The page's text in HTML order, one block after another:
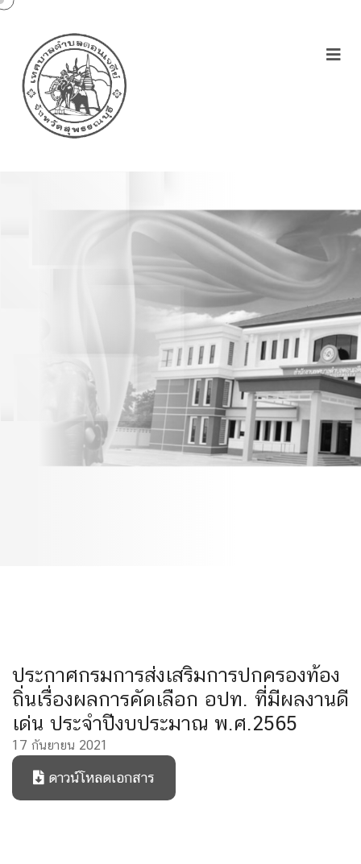
ประกาศกรมการส่งเสริมการ
ปกครองท้องถิ่นเรื่องผลการ
คัดเลือก อปท. ที่มีผลงานดี
เด่น ประจำปีงบประมาณ
พ.ศ.2565
ประกาศกรมการส่งเสริมการปกครองท้อง
ถิ่นเรื่องผลการคัดเลือก อปท. ที่มีผลงานดี
เด่น ประจำปีงบประมาณ พ.ศ.2565
17 กันยายน 2021
ดาวน์โหลดเอกสาร